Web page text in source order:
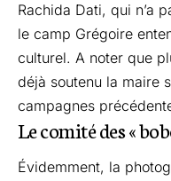
Rachida Dati, qui n’a
le camp Grégoire
culturel. A noter que
déjà soutenu la maire
campagnes
Le comité des «
Évidemment, la